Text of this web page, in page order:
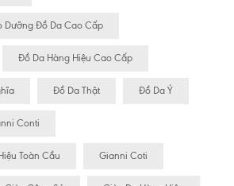
Dưỡng Đồ Da Cao Cấp
Đồ Da Hàng Hiệu Cao Cấp
Đồ Da Thật Đồ Da Ý
Conti
Toàn Cầu Gianni Coti